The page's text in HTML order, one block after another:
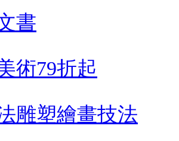
書
術79折起
雕塑繪畫技法